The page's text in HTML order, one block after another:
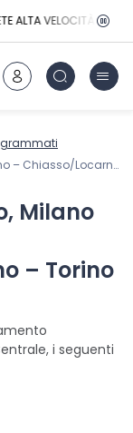
ALTA VELOCITÀ
Locarno, Milano – Torino
Milano
– Torino
i seguenti